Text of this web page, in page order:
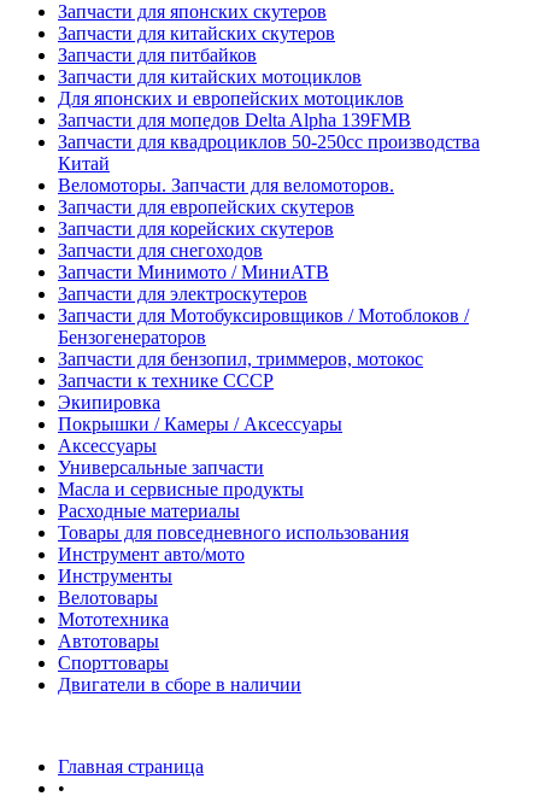
Запчасти для японских скутеров
Запчасти для китайских скутеров
Запчасти для питбайков
Запчасти для китайских мотоциклов
Для японских и европейских мотоциклов
Запчасти для мопедов Delta Alpha 139FMB
Запчасти для квадроциклов 50-250сс производства
Китай
Веломоторы. Запчасти для веломоторов.
Запчасти для европейских скутеров
Запчасти для корейских скутеров
Запчасти для снегоходов
Запчасти Минимото / МиниАТВ
Запчасти для электроскутеров
Запчасти для Мотобуксировщиков / Мотоблоков /
Бензогенераторов
Запчасти для бензопил, триммеров, мотокос
Запчасти к технике СССР
Экипировка
Покрышки / Камеры / Аксессуары
Аксессуары
Универсальные запчасти
Масла и сервисные продукты
Расходные материалы
Товары для повседневного использования
Инструмент авто/мото
Инструменты
Велотовары
Мототехника
Автотовары
Спорттовары
Двигатели в сборе в наличии
Главная страница
•